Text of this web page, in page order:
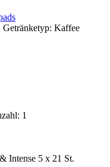
Getränketyp: Kaffee
1